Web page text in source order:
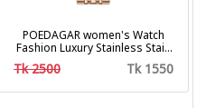
POEDAGAR women's Watch
Fashion Luxury Stainless Stain
Business Quartz Watches
Waterproof Luminous Week
Tk 2500 Tk 1550